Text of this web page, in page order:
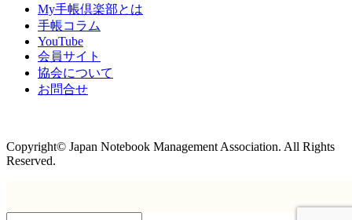
My手帳倶楽部とは
手帳コラム
YouTube
会員サイト
協会について
お問合せ
Copyright© Japan Notebook Management Association. All Rights
Reserved.